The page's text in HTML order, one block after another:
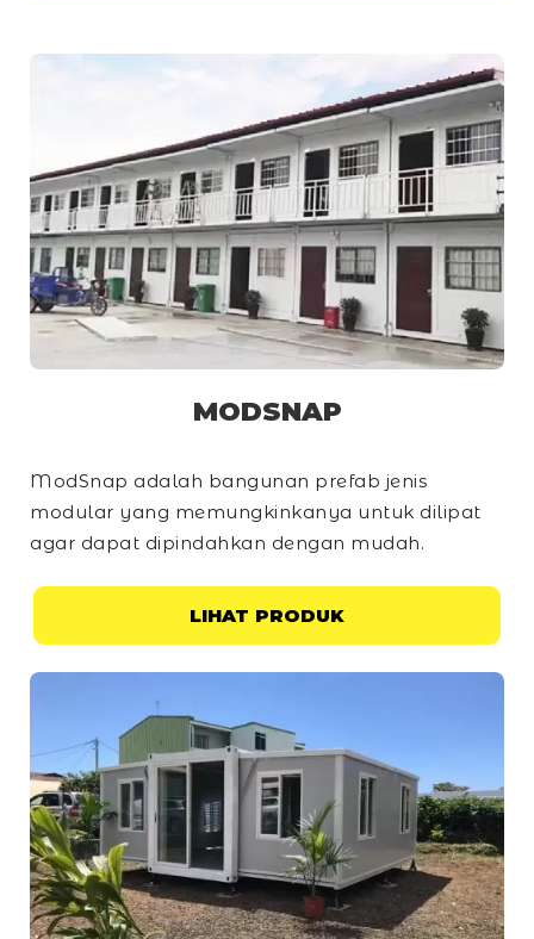
MODSNAP
ModSnap adalah bangunan prefab jenis
modular yang memungkinkanya untuk dilipat
agar dapat dipindahkan dengan mudah.
LIHAT PRODUK